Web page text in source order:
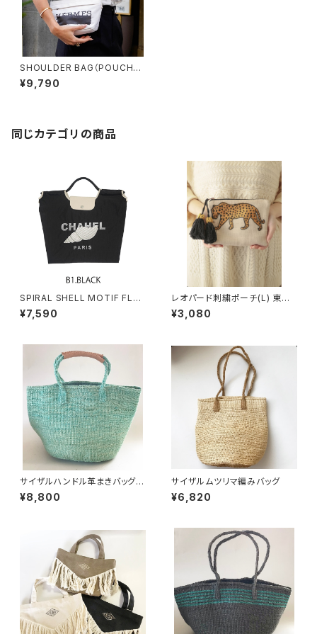
SHOULDER BAG（POUCH）S
TRAP SET 【送料無料】
¥9,790
同じカテゴリの商品
SPIRAL SHELL MOTIF FLAP
BAG
¥7,590
レオパード刺繍ポーチ(L) 東京
かんかん
¥3,080
サイザルハンドル革まきバッグ
(ターコイズ)
¥8,800
サイザルムツリマ編みバッグ
¥6,820